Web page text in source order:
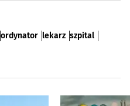
ordynator lekarz szpital